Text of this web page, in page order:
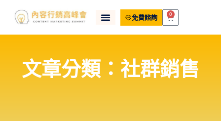
免費諮詢 0
文章分類：社群銷售